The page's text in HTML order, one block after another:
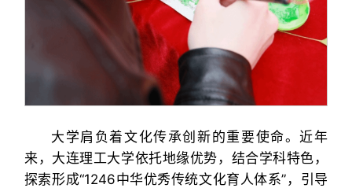
大学肩负着文化传承创新的重要使命。近年
来，大连理工大学依托地缘优势，结合学科特色，
探索形成“1246中华优秀传统文化育人体系”，引导